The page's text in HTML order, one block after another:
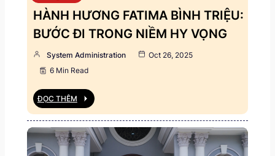
HÀNH HƯƠNG FATIMA BÌNH TRIỆU:
BƯỚC ĐI TRONG NIỀM HY VỌNG
System Administration
Oct 26, 2025
6 Min Read
ĐỌC THÊM